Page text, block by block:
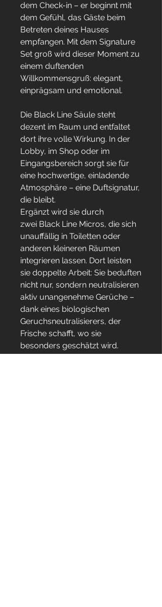
dem Check-in – er beginnt mit
dem Gefühl, das Gäste beim
Betreten deines Hauses
empfangen. Mit dem Signature
Set groß wird dieser Moment zu
einem duftenden
Willkommensgruß: elegant,
einprägsam und emotional.
Die Black Line Säule steht
dezent im Raum und entfaltet
dort ihre volle Wirkung. In der
Lobby, im Shop oder im
Eingangsbereich sorgt sie für
eine hochwertige, einladende
Atmosphäre – eine Duftsignatur,
die bleibt.
Ergänzt wird sie durch
zwei Black Line Micros, die sich
unauffällig in Toiletten oder
anderen kleineren Räumen
integrieren lassen. Dort leisten
sie doppelte Arbeit: Sie beduften
nicht nur, sondern neutralisieren
aktiv unangenehme Gerüche –
dank eines biologischen
Geruchsneutralisierers, der
Frische schafft, wo sie
besonders geschätzt wird.